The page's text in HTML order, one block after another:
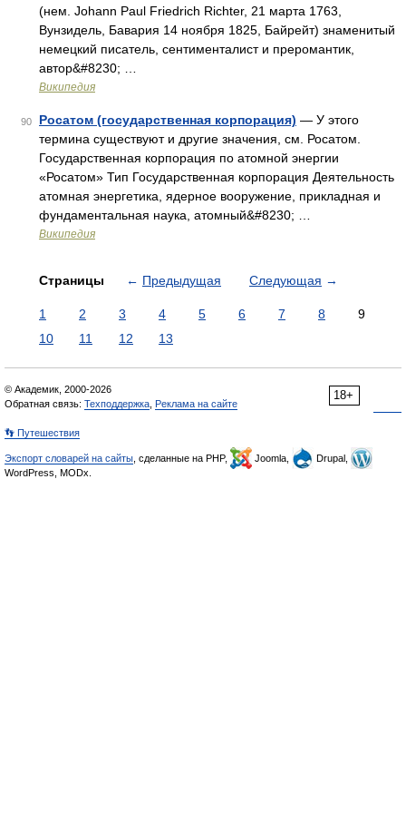
(нем. Johann Paul Friedrich Richter, 21 марта 1763,
Вунзидель, Бавария 14 ноября 1825, Байрейт) знаменитый
немецкий писатель, сентименталист и преромантик,
автор&#8230; …
Википедия
90 Росатом (государственная корпорация) — У этого
термина существуют и другие значения, см. Росатом.
Государственная корпорация по атомной энергии
«Росатом» Тип Государственная корпорация Деятельность
атомная энергетика, ядерное вооружение, прикладная и
фундаментальная наука, атомный&#8230; …
Википедия
Страницы ← Предыдущая Следующая →
1 2 3 4 5 6 7 8
9
10
11 12 13
18+
© Академик, 2000-2026
Обратная связь: Техподдержка Реклама на сайте
👣 Путешествия
Экспорт словарей на сайты , сделанные на PHP, Joomla,
Drupal,
WordPress, MODx.